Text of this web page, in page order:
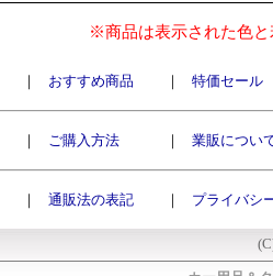
※商品は表示された色と
｜ おすすめ商品 ｜ 特価セール
｜ ご購入方法 ｜ 業販につい
｜ 通販法の表記 ｜ プライバシ